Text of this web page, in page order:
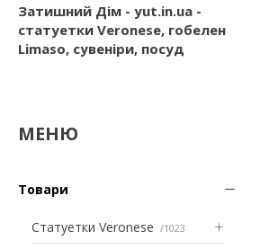
Затишний Дім - yut.in.ua -
статуетки Veronese, гобелен
Limaso, сувеніри, посуд
Товари
Статуетки Veronese 1023